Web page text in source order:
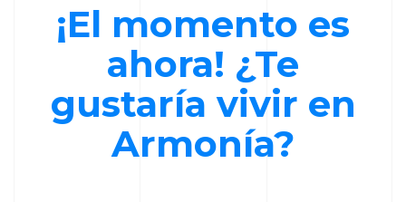
¡El momento es
ahora! ¿Te
gustaría vivir en
Armonía?